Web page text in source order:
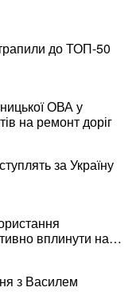
до ТОП-50
ОВА у
на ремонт доріг
за Україну
вплинути на
з Василем